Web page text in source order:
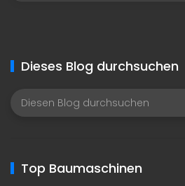
Dieses Blog durchsuchen
Top Baumaschinen